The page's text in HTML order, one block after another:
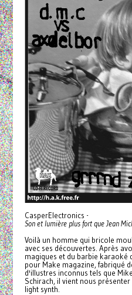
CasperElectronics -
Son et lumière plus fort que Jean
Voilà un homme qui bricole
avec ses découvertes. Après
magiques et du barbie karaoké
pour Make magazine, fabriqué
d'illustres inconnus tels que
Schirach, il vient nous
light synth.